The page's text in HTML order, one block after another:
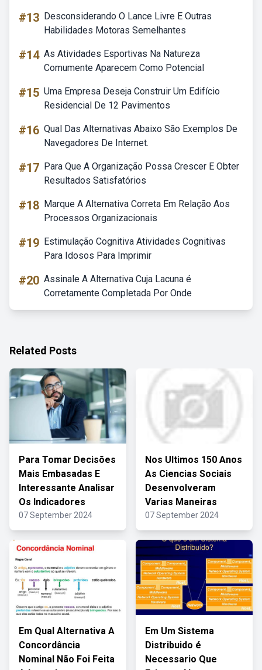
#13 Desconsiderando O Lance Livre E Outras
Habilidades Motoras Semelhantes
#14 As Atividades Esportivas Na Natureza
Comumente Aparecem Como Potencial
#15 Uma Empresa Deseja Construir Um Edifício
Residencial De 12 Pavimentos
#16 Qual Das Alternativas Abaixo São Exemplos De
Navegadores De Internet.
#17 Para Que A Organização Possa Crescer E Obter
Resultados Satisfatórios
#18 Marque A Alternativa Correta Em Relação Aos
Processos Organizacionais
#19 Estimulação Cognitiva Atividades Cognitivas
Para Idosos Para Imprimir
#20 Assinale A Alternativa Cuja Lacuna é
Corretamente Completada Por Onde
Related Posts
Para Tomar Decisões
Mais Embasadas E
Interessante Analisar
Os Indicadores
07 September 2024
Nos Ultimos 150 Anos
As Ciencias Sociais
Desenvolveram
Varias Maneiras
07 September 2024
Em Qual Alternativa A
Concordância
Nominal Não Foi Feita
Em Um Sistema
Distribuido é
Necessario Que